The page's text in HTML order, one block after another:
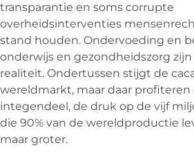
transparantie en soms corrupte
overheidsinterventies
stand houden. Ondervoeding en
onderwijs en gezondheidszorg
realiteit. Ondertussen stijgt de
wereldmarkt, maar daar profiteren
integendeel, de druk op de vijf
die 90% van de wereldproductie
maar groter.